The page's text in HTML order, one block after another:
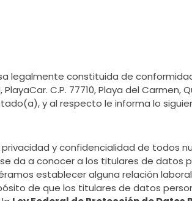
legalmente constituida de
C.P. 77710, Playa del Carmen,
y al respecto le informa lo
y confidencialidad de todos
da a conocer a los titulares de datos
establecer alguna relación
de que los titulares de datos